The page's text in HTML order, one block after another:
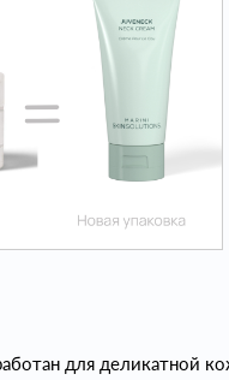
для деликатной